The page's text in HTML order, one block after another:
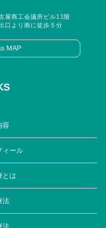
屋商工会議所ビル11階
口より南に徒歩５分
MAP
容
ィール
とは
法
法